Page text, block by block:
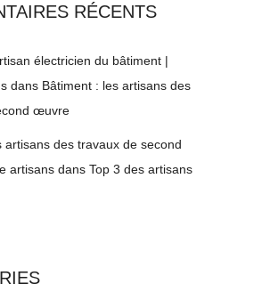
RÉCENTS
électricien du bâtiment |
dans Bâtiment : les artisans des
œuvre
artisans des travaux de second
artisans dans Top 3 des artisans